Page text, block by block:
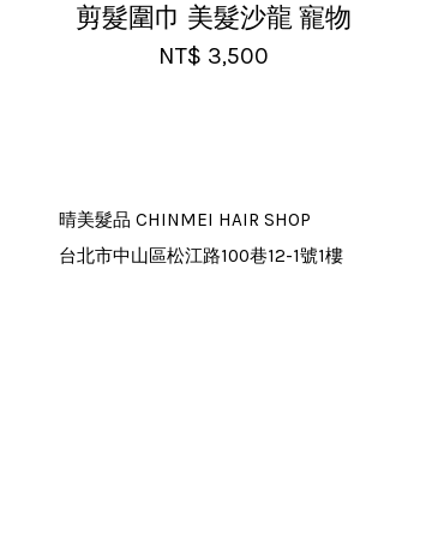
剪髮圍巾 美髮沙龍 寵物
NT$ 3,500
晴美髮品 CHINMEI HAIR SHOP
台北市中山區松江路100巷12-1號1樓